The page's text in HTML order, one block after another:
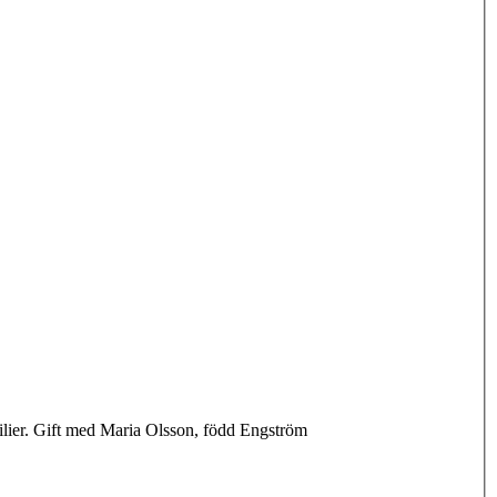
Gift med Maria Olsson, född Engström